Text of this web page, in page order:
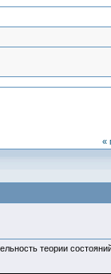
«
теории